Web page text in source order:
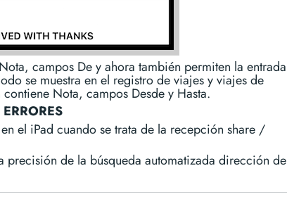
campos De y ahora también permiten la entrada
se muestra en el registro de viajes y viajes de
Nota, campos Desde y Hasta.
el iPad cuando se trata de la recepción share /
precisión de la búsqueda automatizada dirección de